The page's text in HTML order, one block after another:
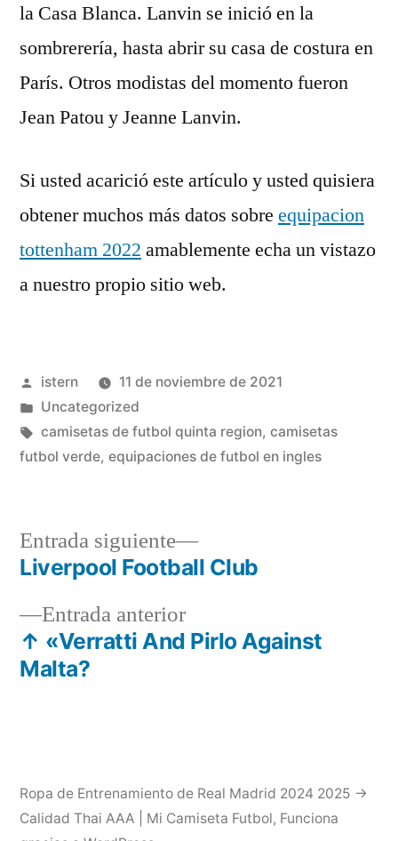
la Casa Blanca. Lanvin se inició en la
sombrerería, hasta abrir su casa de costura en
París. Otros modistas del momento fueron
Jean Patou y Jeanne Lanvin.
Si usted acarició este artículo y usted quisiera
obtener muchos más datos sobre equipacion
tottenham 2022 amablemente echa un vistazo
a nuestro propio sitio web.
Publicado
por
istern
11 de noviembre de 2021
Publicado
en
Uncategorized
Etiquetas:
camisetas de futbol quinta region, camisetas
futbol verde, equipaciones de futbol en ingles
Navegación
de
entradas
Entrada anteriorEntrada
anterior:
↑ «Verratti And Pirlo Against
Malta?
Entrada siguiente
Entrada
siguiente:
Liverpool Football Club
Ropa de Entrenamiento de Real Madrid 2024 2025 →
Calidad Thai AAA | Mi Camiseta Futbol, Funciona